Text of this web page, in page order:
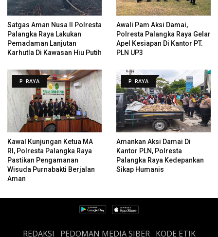
Satgas Aman Nusa II Polresta
Palangka Raya Lakukan
Pemadaman Lanjutan
Karhutla Di Kawasan Hiu Putih
Awali Pam Aksi Damai,
Polresta Palangka Raya Gelar
Apel Kesiapan Di Kantor PT.
PLN UP3
P. RAYA
Kawal Kunjungan Ketua MA
RI, Polresta Palangka Raya
Pastikan Pengamanan
Wisuda Purnabakti Berjalan
Aman
P. RAYA
Amankan Aksi Damai Di
Kantor PLN, Polresta
Palangka Raya Kedepankan
Sikap Humanis
REDAKSI PEDOMAN MEDIA SIBER KODE ETIK